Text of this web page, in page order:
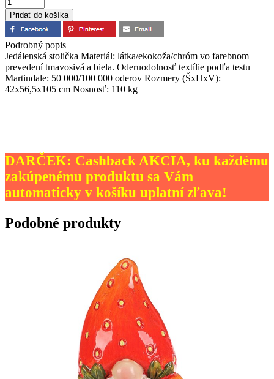
Podrobný popis
Jedálenská stolička Materiál: látka/ekokoža/chróm vo farebnom
prevedení tmavosivá a biela. Oderuodolnosť textílie podľa testu
Martindale: 50 000/100 000 oderov Rozmery (ŠxHxV):
42x56,5x105 cm Nosnosť: 110 kg
DARČEK: Cashback AKCIA, ku každému
zakúpenému produktu sa Vám
automaticky v košíku uplatní zľava!
Podobné produkty